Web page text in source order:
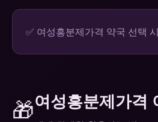
✅ 여성흥분제가격 약국 선택
🎁여성흥분제가격